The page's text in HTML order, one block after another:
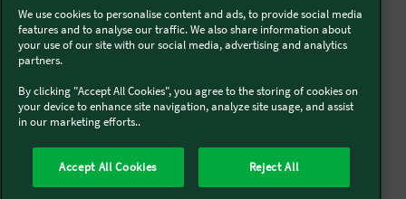
Thermomix®
Condiciones generales
We use cookies to personalise content and ads, to provide social media
features and to analyse our traffic. We also share information about
your use of our site with our social media, advertising and analytics
partners.
By clicking "Accept All Cookies", you agree to the storing of cookies on
your device to enhance site navigation, analyze site usage, and assist
in our marketing efforts..
Accept All Cookies Reject All